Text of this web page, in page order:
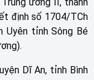
định số 1704/TCh
Uyên tỉnh Sông Bé
Dĩ An, tỉnh Bình